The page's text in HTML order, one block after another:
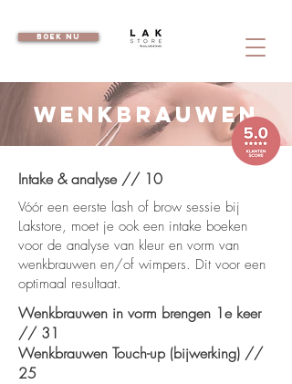
boek nu
WENKBRAUWEN
Intake & analyse // 10
Vóór een eerste lash of brow sessie bij
Lakstore, moet je ook een intake boeken
voor de analyse van kleur en vorm van
wenkbrauwen en/of wimpers. Dit voor een
optimaal resultaat.
Wenkbrauwen in vorm brengen 1e keer
// 31
Wenkbrauwen Touch-up (bijwerking) //
25